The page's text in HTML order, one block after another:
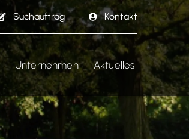
Suchauftrag Kontakt
Unternehmen Aktuelles